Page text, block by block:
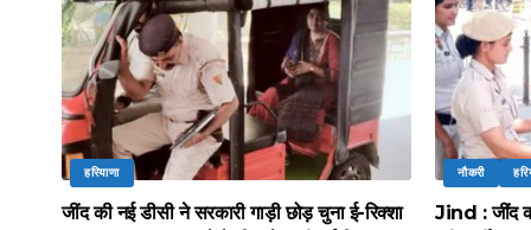
हरियाणा
जींद की नई डीसी ने सरकारी गाड़ी छोड़ चुना ई-रिक्शा
नौकरी
Jind : जींद